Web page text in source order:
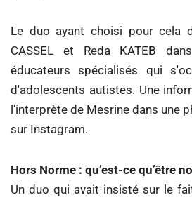
Le duo ayant choisi pour cela
CASSEL et Reda KATEB
éducateurs spécialisés qui
d'adolescents autistes. Une
l'interprète de Mesrine dans une
sur Instagram.
Hors Norme : qu’est-ce qu’être
Un duo qui avait insisté sur le